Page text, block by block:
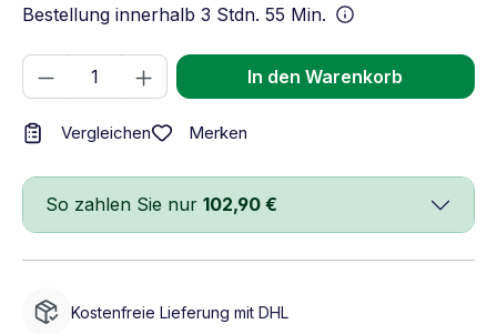
Bestellung innerhalb 3 Stdn. 55 Min.
Produkt Anzahl: Gib den gewünschten
In den Warenkorb
Vergleichen Merken
So zahlen Sie nur 102,90 €
Kostenfreie Lieferung mit DHL